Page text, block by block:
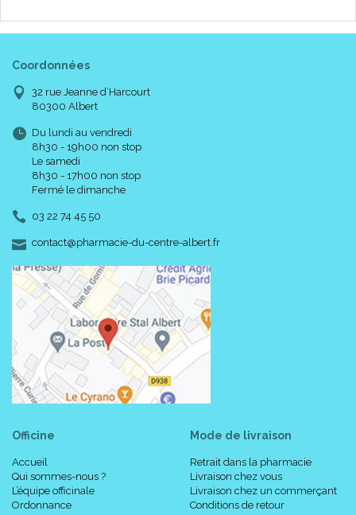
Coordonnées
32 rue Jeanne d’Harcourt
80300 Albert
Du lundi au vendredi
8h30 - 19h00 non stop
Le samedi
8h30 - 17h00 non stop
Fermé le dimanche
03 22 74 45 50
contact-
@-
pharmacie-du-centre-albert.fr
Officine
Accueil
Qui sommes-nous ?
L’équipe officinale
Ordonnance
Mode de livraison
Retrait dans la pharmacie
Livraison chez vous
Livraison chez un commerçant
Conditions de retour